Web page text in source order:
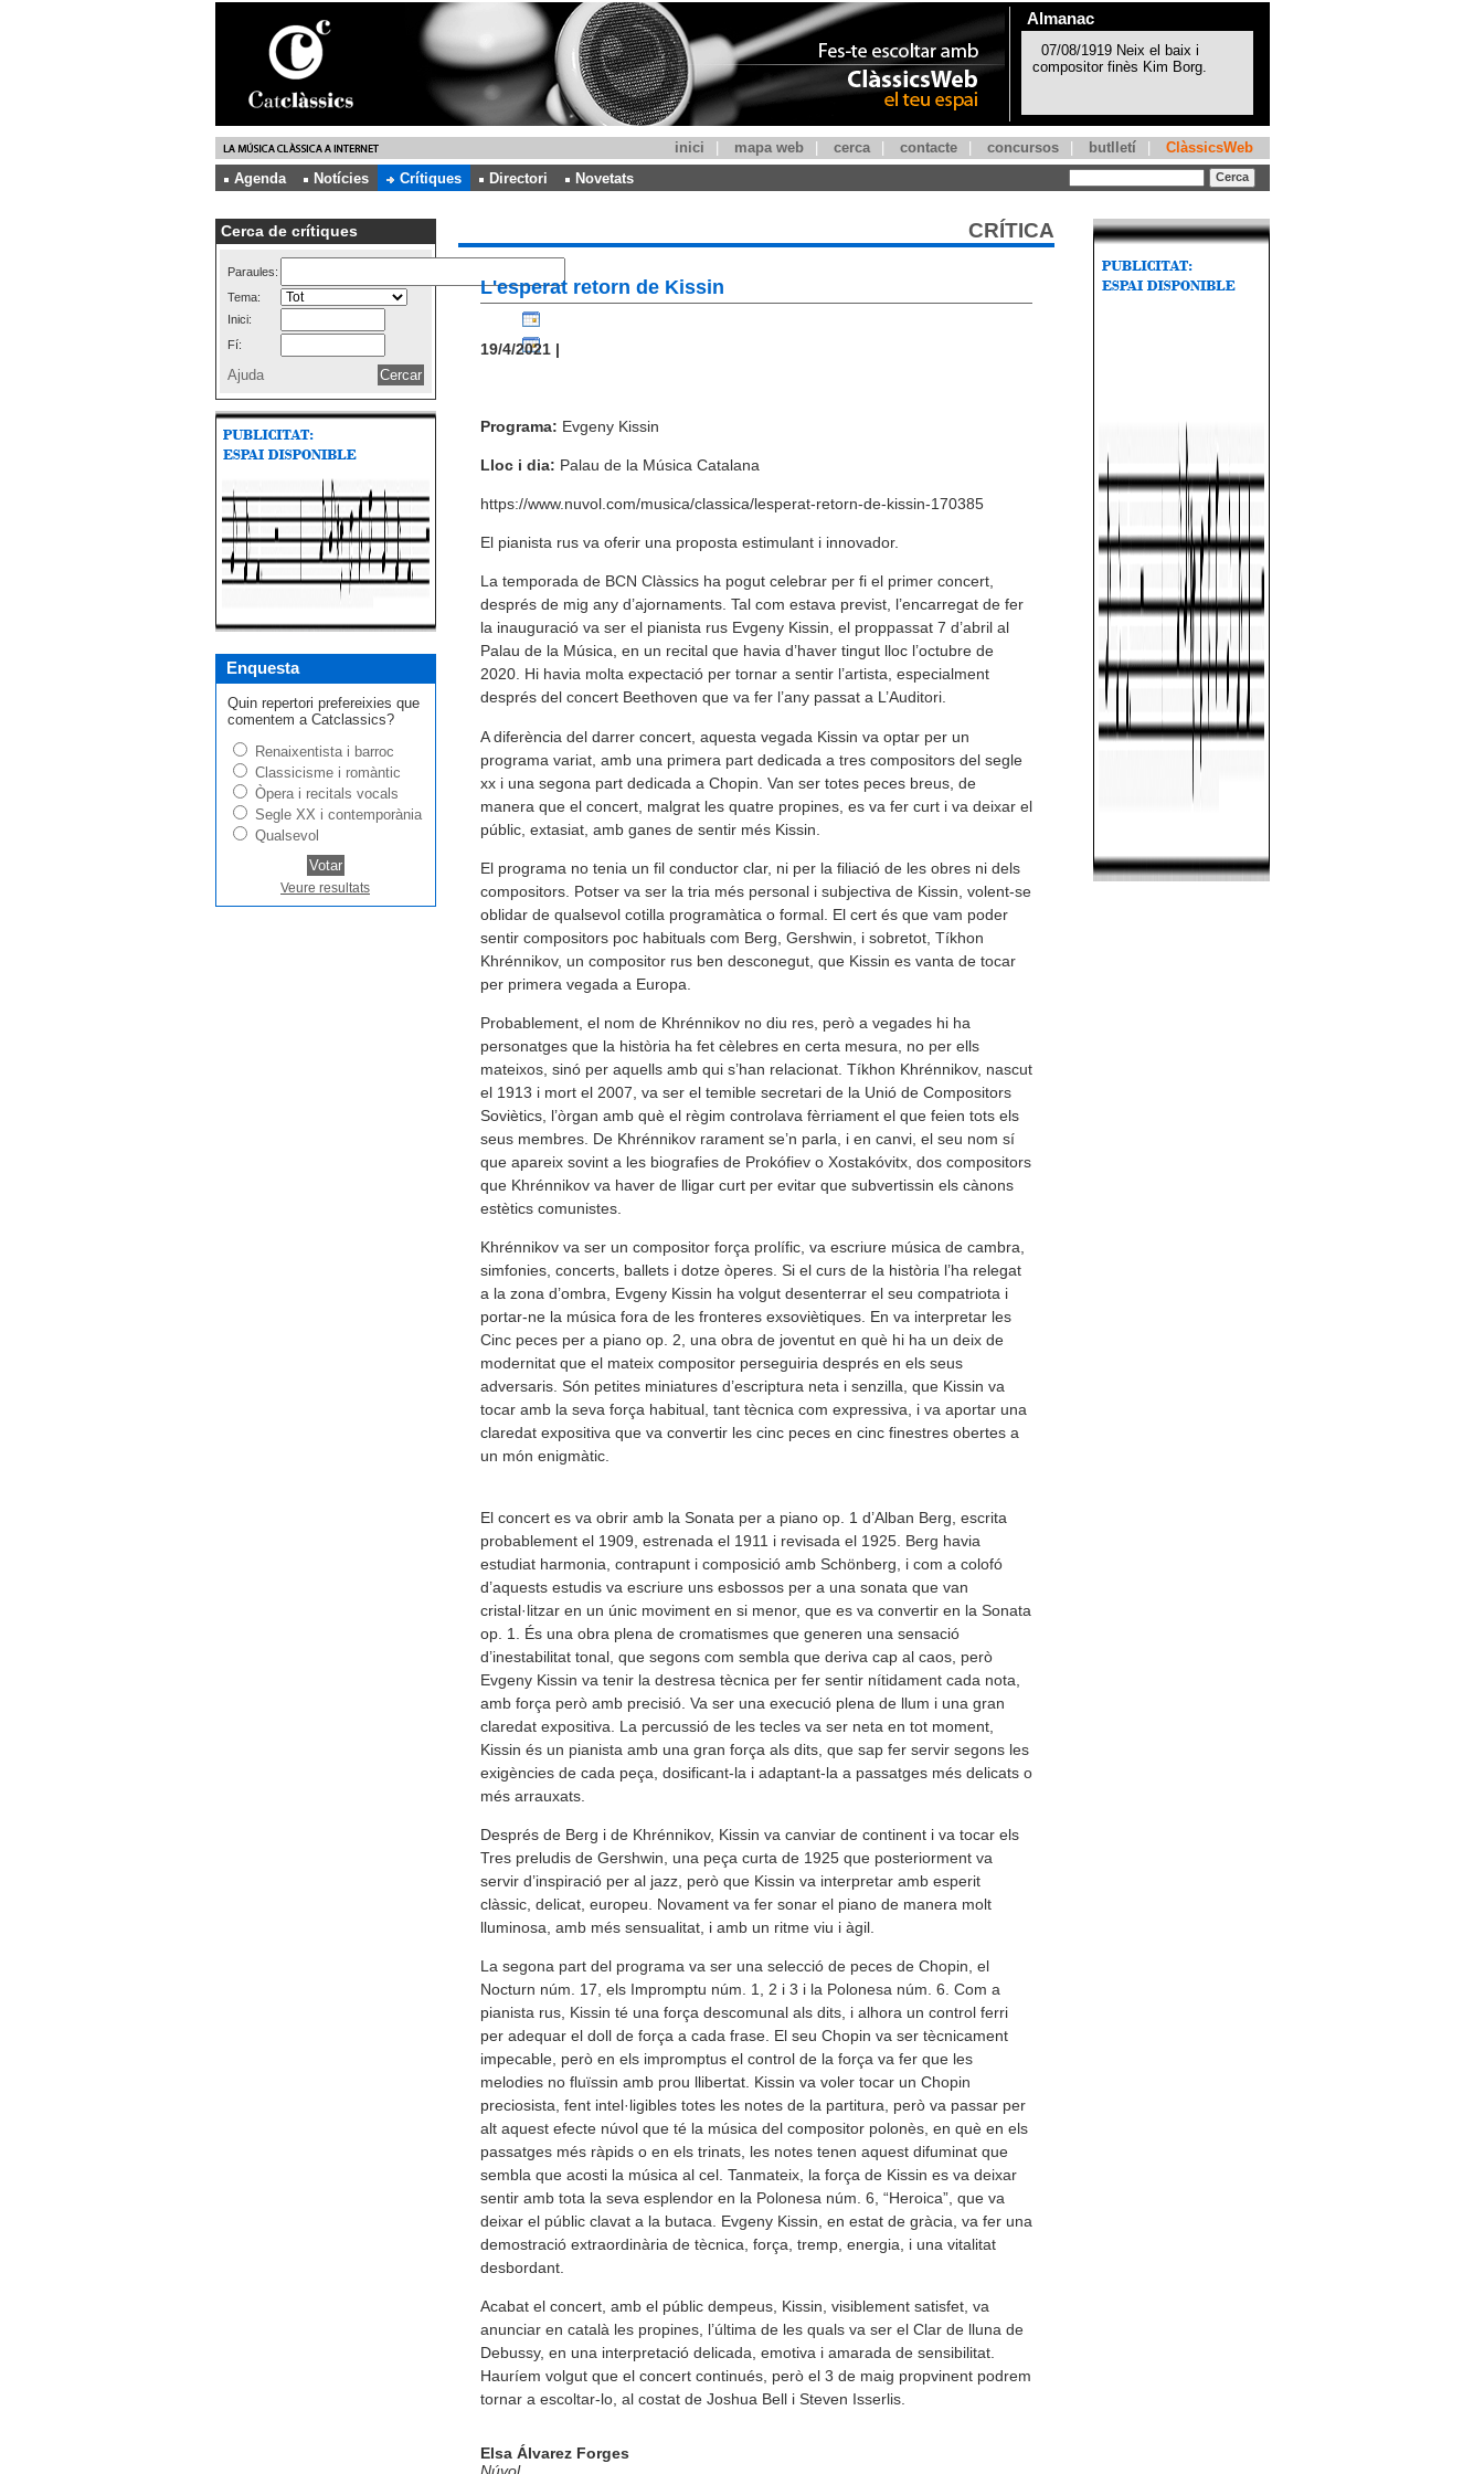
Almanac
inici mapa web cerca contacte concursos butlletí
ClàssicsWeb
Agenda
Notícies Crítiques Directori Novetats
Cerca de crítiques
Paraules:
Tema:
Inici:
Fí:
Ajuda
Enquesta
Quin repertori prefereixies que
comentem a Catclassics?
Renaixentista i barroc
Classicisme i romàntic
Òpera i recitals vocals
Segle XX i contemporània
Qualsevol
Veure resultats
CRÍTICA
L'esperat retorn de Kissin
19/4/2021 |
Programa: Evgeny Kissin
Lloc i dia: Palau de la Música Catalana
https://www.nuvol.com/musica/classica/lesperat-retorn-de-kissin-170385
El pianista rus va oferir una proposta estimulant i innovador.
La temporada de BCN Clàssics ha pogut celebrar per fi el primer concert,
després de mig any d’ajornaments. Tal com estava previst, l’encarregat de fer
la inauguració va ser el pianista rus Evgeny Kissin, el proppassat 7 d’abril al
Palau de la Música, en un recital que havia d’haver tingut lloc l’octubre de
2020. Hi havia molta expectació per tornar a sentir l’artista, especialment
després del concert Beethoven que va fer l’any passat a L’Auditori.
A diferència del darrer concert, aquesta vegada Kissin va optar per un
programa variat, amb una primera part dedicada a tres compositors del segle
xx i una segona part dedicada a Chopin. Van ser totes peces breus, de
manera que el concert, malgrat les quatre propines, es va fer curt i va deixar el
públic, extasiat, amb ganes de sentir més Kissin.
El programa no tenia un fil conductor clar, ni per la filiació de les obres ni dels
compositors. Potser va ser la tria més personal i subjectiva de Kissin, volent-se
oblidar de qualsevol cotilla programàtica o formal. El cert és que vam poder
sentir compositors poc habituals com Berg, Gershwin, i sobretot, Tíkhon
Khrénnikov, un compositor rus ben desconegut, que Kissin es vanta de tocar
per primera vegada a Europa.
Probablement, el nom de Khrénnikov no diu res, però a vegades hi ha
personatges que la història ha fet cèlebres en certa mesura, no per ells
mateixos, sinó per aquells amb qui s’han relacionat. Tíkhon Khrénnikov, nascut
el 1913 i mort el 2007, va ser el temible secretari de la Unió de Compositors
Soviètics, l’òrgan amb què el règim controlava fèrriament el que feien tots els
seus membres. De Khrénnikov rarament se’n parla, i en canvi, el seu nom sí
que apareix sovint a les biografies de Prokófiev o Xostakóvitx, dos compositors
que Khrénnikov va haver de lligar curt per evitar que subvertissin els cànons
estètics comunistes.
Khrénnikov va ser un compositor força prolífic, va escriure música de cambra,
simfonies, concerts, ballets i dotze òperes. Si el curs de la història l’ha relegat
a la zona d’ombra, Evgeny Kissin ha volgut desenterrar el seu compatriota i
portar-ne la música fora de les fronteres exsoviètiques. En va interpretar les
Cinc peces per a piano op. 2, una obra de joventut en què hi ha un deix de
modernitat que el mateix compositor perseguiria després en els seus
adversaris. Són petites miniatures d’escriptura neta i senzilla, que Kissin va
tocar amb la seva força habitual, tant tècnica com expressiva, i va aportar una
claredat expositiva que va convertir les cinc peces en cinc finestres obertes a
un món enigmàtic.
El concert es va obrir amb la Sonata per a piano op. 1 d’Alban Berg, escrita
probablement el 1909, estrenada el 1911 i revisada el 1925. Berg havia
estudiat harmonia, contrapunt i composició amb Schönberg, i com a colofó
d’aquests estudis va escriure uns esbossos per a una sonata que van
cristal·litzar en un únic moviment en si menor, que es va convertir en la Sonata
op. 1. És una obra plena de cromatismes que generen una sensació
d’inestabilitat tonal, que segons com sembla que deriva cap al caos, però
Evgeny Kissin va tenir la destresa tècnica per fer sentir nítidament cada nota,
amb força però amb precisió. Va ser una execució plena de llum i una gran
claredat expositiva. La percussió de les tecles va ser neta en tot moment,
Kissin és un pianista amb una gran força als dits, que sap fer servir segons les
exigències de cada peça, dosificant-la i adaptant-la a passatges més delicats o
més arrauxats.
Després de Berg i de Khrénnikov, Kissin va canviar de continent i va tocar els
Tres preludis de Gershwin, una peça curta de 1925 que posteriorment va
servir d’inspiració per al jazz, però que Kissin va interpretar amb esperit
clàssic, delicat, europeu. Novament va fer sonar el piano de manera molt
lluminosa, amb més sensualitat, i amb un ritme viu i àgil.
La segona part del programa va ser una selecció de peces de Chopin, el
Nocturn núm. 17, els Impromptu núm. 1, 2 i 3 i la Polonesa núm. 6. Com a
pianista rus, Kissin té una força descomunal als dits, i alhora un control ferri
per adequar el doll de força a cada frase. El seu Chopin va ser tècnicament
impecable, però en els impromptus el control de la força va fer que les
melodies no fluïssin amb prou llibertat. Kissin va voler tocar un Chopin
preciosista, fent intel·ligibles totes les notes de la partitura, però va passar per
alt aquest efecte núvol que té la música del compositor polonès, en què en els
passatges més ràpids o en els trinats, les notes tenen aquest difuminat que
sembla que acosti la música al cel. Tanmateix, la força de Kissin es va deixar
sentir amb tota la seva esplendor en la Polonesa núm. 6, “Heroica”, que va
deixar el públic clavat a la butaca. Evgeny Kissin, en estat de gràcia, va fer una
demostració extraordinària de tècnica, força, tremp, energia, i una vitalitat
desbordant.
Acabat el concert, amb el públic dempeus, Kissin, visiblement satisfet, va
anunciar en català les propines, l’última de les quals va ser el Clar de lluna de
Debussy, en una interpretació delicada, emotiva i amarada de sensibilitat.
Hauríem volgut que el concert continués, però el 3 de maig propvinent podrem
tornar a escoltar-lo, al costat de Joshua Bell i Steven Isserlis.
Elsa Álvarez Forges